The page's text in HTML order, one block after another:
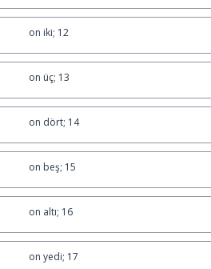
on iki; 12
on üç; 13
on dört; 14
on beş; 15
on altı; 16
on yedi; 17